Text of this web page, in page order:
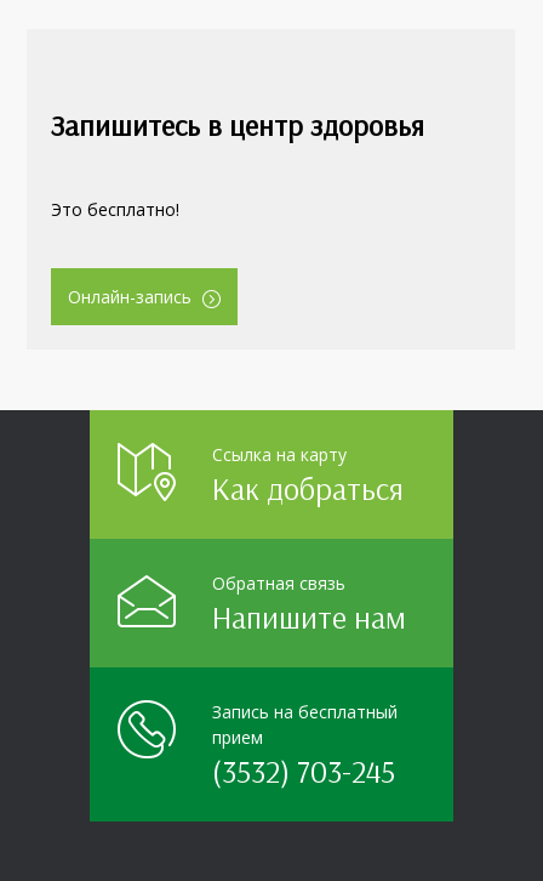
Запишитесь в центр здоровья
Это бесплатно!
Онлайн-запись
Ссылка на карту
Как добраться
Обратная связь
Напишите нам
Запись на бесплатный
прием
(3532) 703-245